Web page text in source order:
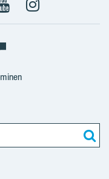
Instagram